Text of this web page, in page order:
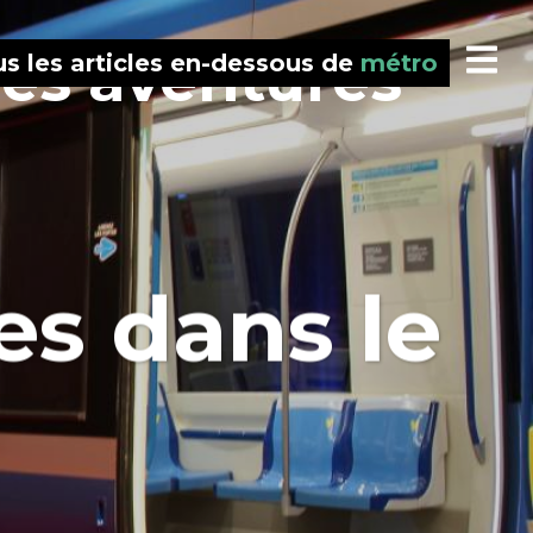
aventures
les articles en-dessous de métro
dans le